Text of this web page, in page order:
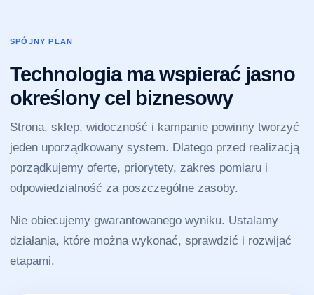
SPÓJNY PLAN
Technologia ma wspierać jasno
określony cel biznesowy
Strona, sklep, widoczność i kampanie powinny tworzyć
jeden uporządkowany system. Dlatego przed realizacją
porządkujemy ofertę, priorytety, zakres pomiaru i
odpowiedzialność za poszczególne zasoby.
Nie obiecujemy gwarantowanego wyniku. Ustalamy
działania, które można wykonać, sprawdzić i rozwijać
etapami.